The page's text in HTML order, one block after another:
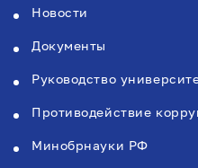
Новости
Документы
Руководство
Противодействие
Минобрнауки РФ